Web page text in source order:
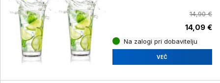
14,90 €
14,09 €
Na zalogi pri dobavitelju
VEČ